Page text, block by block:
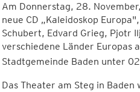
Am Donnerstag, 28.
neue CD „Kaleidoskop
Schubert, Edvard Grieg, Pjotr
verschiedene Länder
Stadtgemeinde Baden unter
Das Theater am Steg in